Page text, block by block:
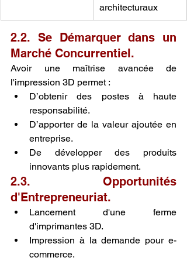
architecturaux
2.2. Se Démarquer dans un
Marché Concurrentiel.
Avoir une maîtrise avancée de
l'impression 3D permet :
D’obtenir des postes à haute
responsabilité.
D’apporter de la valeur ajoutée en
entreprise.
De développer des produits
innovants plus rapidement.
2.3. Opportunités
d'Entrepreneuriat.
Lancement d'une ferme
d'imprimantes 3D.
Impression à la demande pour e-
commerce.